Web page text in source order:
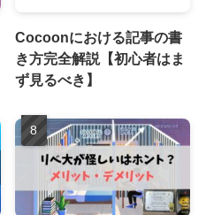
Cocoonにおける記事の書
き方完全解説【初心者はま
ず見るべき】